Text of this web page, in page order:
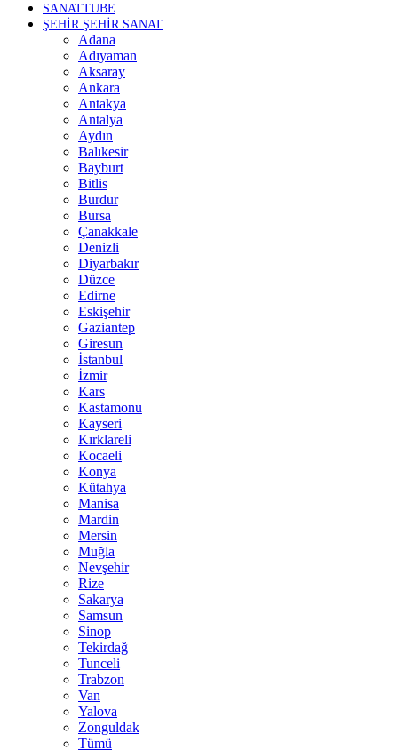
SANATTUBE
ŞEHİR ŞEHİR SANAT
Adana
Adıyaman
Aksaray
Ankara
Antakya
Antalya
Aydın
Balıkesir
Bayburt
Bitlis
Burdur
Bursa
Çanakkale
Denizli
Diyarbakır
Düzce
Edirne
Eskişehir
Gaziantep
Giresun
İstanbul
İzmir
Kars
Kastamonu
Kayseri
Kırklareli
Kocaeli
Konya
Kütahya
Manisa
Mardin
Mersin
Muğla
Nevşehir
Rize
Sakarya
Samsun
Sinop
Tekirdağ
Tunceli
Trabzon
Van
Yalova
Zonguldak
Tümü